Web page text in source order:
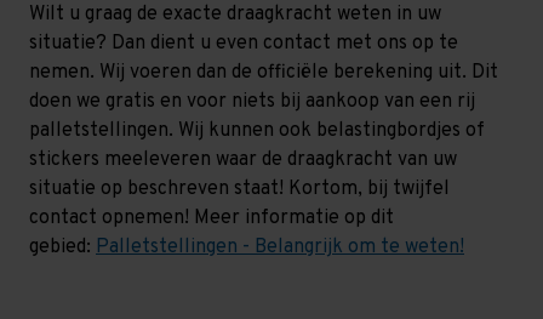
Wilt u graag de exacte draagkracht weten in uw
situatie? Dan dient u even contact met ons op te
nemen. Wij voeren dan de officiële berekening uit. Dit
doen we gratis en voor niets bij aankoop van een rij
palletstellingen. Wij kunnen ook belastingbordjes of
stickers meeleveren waar de draagkracht van uw
situatie op beschreven staat! Kortom, bij twijfel
contact opnemen! Meer informatie op dit
gebied: Palletstellingen - Belangrijk om te weten!